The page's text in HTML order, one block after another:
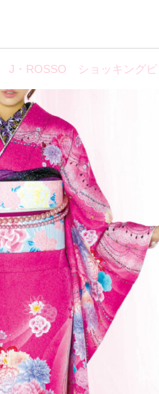
J・ROSSO ショッキングピ